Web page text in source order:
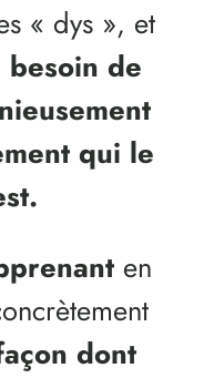
« dys », et
besoin de
qui le
en
dont